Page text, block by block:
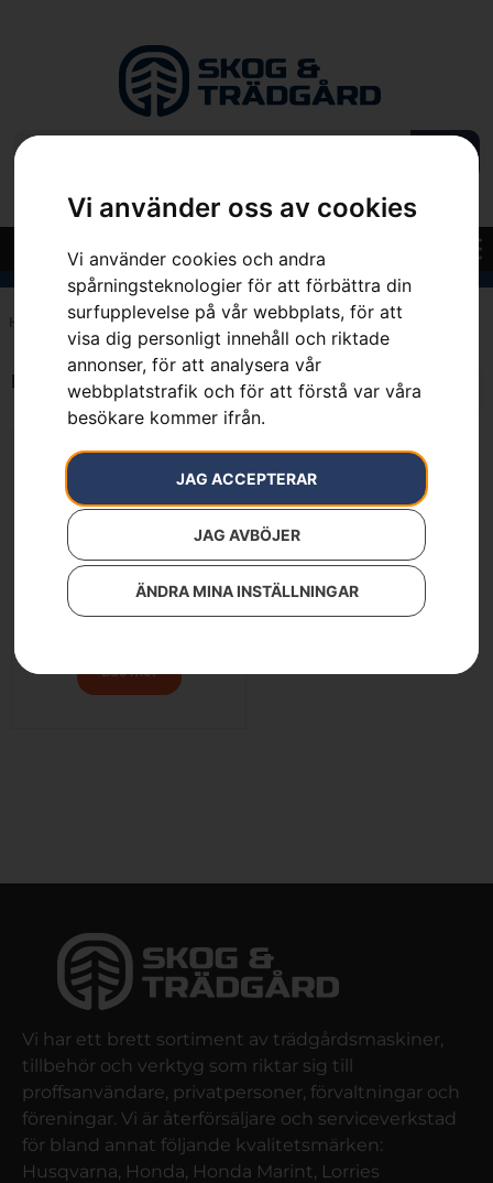
Vi använder oss av cookies
Vi använder cookies och andra
spårningsteknologier för att förbättra din
surfupplevelse på vår webbplats, för att
visa dig personligt innehåll och riktade
annonser, för att analysera vår
webbplatstrafik och för att förstå var våra
besökare kommer ifrån.
JAG ACCEPTERAR
JAG AVBÖJER
ÄNDRA MINA INSTÄLLNINGAR
Hem 7392930738911
Endast ett sökresultat
Filmall 1/4″ SP11G
149kr
Läs mer
Vi har ett brett sortiment av trädgårdsmaskiner,
tillbehör och verktyg som riktar sig till
proffsanvändare, privatpersoner, förvaltningar och
föreningar. Vi är återförsäljare och serviceverkstad
för bland annat följande kvalitetsmärken:
Husqvarna, Honda, Honda Marint, Lorries